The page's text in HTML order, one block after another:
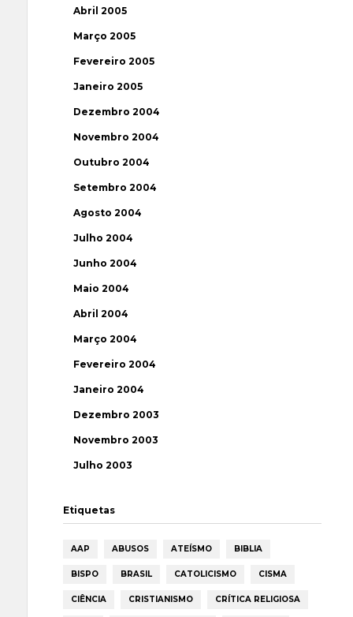
Abril 2005
Março 2005
Fevereiro 2005
Janeiro 2005
Dezembro 2004
Novembro 2004
Outubro 2004
Setembro 2004
Agosto 2004
Julho 2004
Junho 2004
Maio 2004
Abril 2004
Março 2004
Fevereiro 2004
Janeiro 2004
Dezembro 2003
Novembro 2003
Julho 2003
Etiquetas
AAP ABUSOS ATEÍSMO BIBLIA
BISPO BRASIL CATOLICISMO CISMA
CIÊNCIA CRISTIANISMO CRÍTICA RELIGIOSA